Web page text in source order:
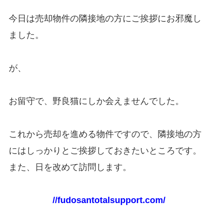
今日は売却物件の隣接地の方にご挨拶にお邪魔し
ました。
が、
お留守で、野良猫にしか会えませんでした。
これから売却を進める物件ですので、隣接地の方
にはしっかりとご挨拶しておきたいところです。
また、日を改めて訪問します。
//fudosantotalsupport.com/